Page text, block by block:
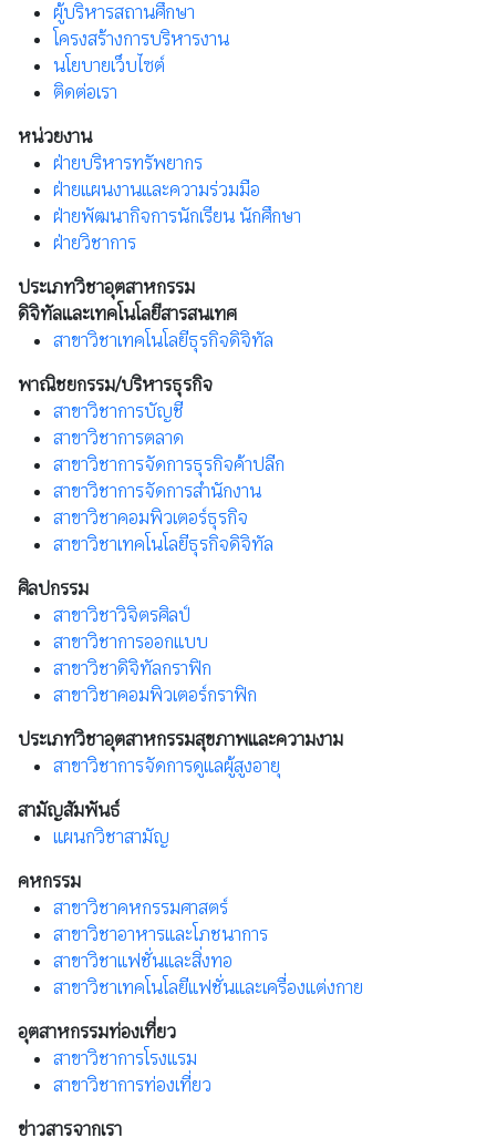
ผู้บริหารสถานศึกษา
โครงสร้างการบริหารงาน
นโยบายเว็บไซต์
ติดต่อเรา
หน่วยงาน
ฝ่ายบริหารทรัพยากร
ฝ่ายแผนงานและความร่วมมือ
ฝ่ายพัฒนากิจการนักเรียน นักศึกษา
ฝ่ายวิชาการ
ประเภทวิชาอุตสาหกรรม
ดิจิทัลและเทคโนโลยีสารสนเทศ
สาขาวิชาเทคโนโลยีธุรกิจดิจิทัล
พาณิชยกรรม/บริหารธุรกิจ
สาขาวิชาการบัญชี
สาขาวิชาการตลาด
สาขาวิชาการจัดการธุรกิจค้าปลีก
สาขาวิชาการจัดการสำนักงาน
สาขาวิชาคอมพิวเตอร์ธุรกิจ
สาขาวิชาเทคโนโลยีธุรกิจดิจิทัล
ศิลปกรรม
สาขาวิชาวิจิตรศิลป์
สาขาวิชาการออกแบบ
สาขาวิชาดิจิทัลกราฟิก
สาขาวิชาคอมพิวเตอร์กราฟิก
ประเภทวิชาอุตสาหกรรมสุขภาพและความงาม
สาขาวิชาการจัดการดูแลผู้สูงอายุ
สามัญสัมพันธ์
แผนกวิชาสามัญ
คหกรรม
สาขาวิชาคหกรรมศาสตร์
สาขาวิชาอาหารและโภชนาการ
สาขาวิชาแฟชั่นและสิ่งทอ
สาขาวิชาเทคโนโลยีแฟชั่นและเครื่องแต่งกาย
อุตสาหกรรมท่องเที่ยว
สาขาวิชาการโรงแรม
สาขาวิชาการท่องเที่ยว
ข่าวสารจากเรา